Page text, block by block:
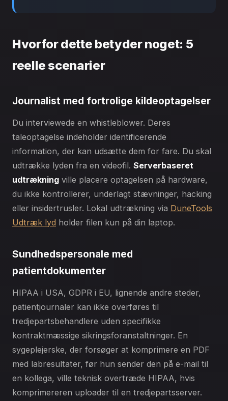
Hvorfor dette betyder noget: 5
reelle scenarier
Journalist med fortrolige kildeoptagelser
Du interviewede en whistleblower. Deres
taleoptagelse indeholder identificerende
information, der kan udsætte dem for fare. Du skal
udtrække lyden fra en videofil. Serverbaseret
udtrækning ville placere optagelsen på hardware,
du ikke kontrollerer, underlagt stævninger, hacking
eller insidertrusler. Lokal udtrækning via DuneTools
Udtræk lyd holder filen kun på din laptop.
Sundhedspersonale med
patientdokumenter
HIPAA i USA, GDPR i EU, lignende andre steder,
patientjournaler kan ikke overføres til
tredjepartsbehandlere uden specifikke
kontraktmæssige sikringsforanstaltninger. En
sygeplejerske, der forsøger at komprimere en PDF
med labresultater, før hun sender den på e-mail til
en kollega, ville teknisk overtræde HIPAA, hvis
komprimereren uploader til en tredjepartsserver.